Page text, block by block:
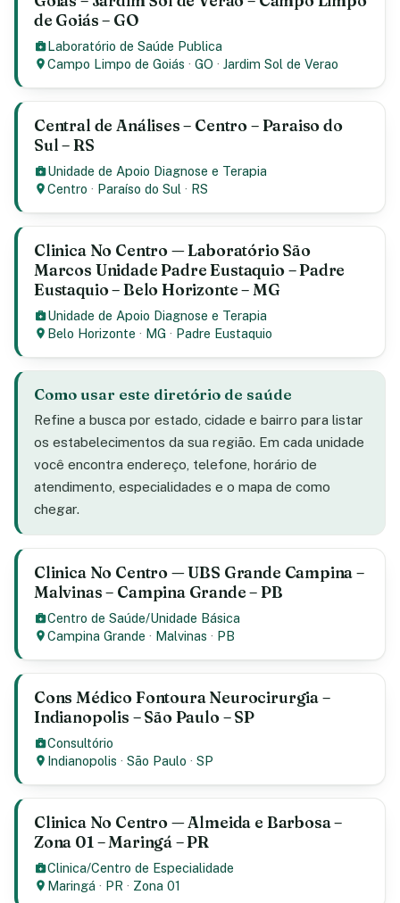
de Goiás – GO
Laboratório de Saúde Publica
Campo Limpo de Goiás ·GO ·Jardim Sol de Verao
Central de Análises – Centro – Paraiso do
Sul – RS
Unidade de Apoio Diagnose e Terapia
Centro · Paraíso do Sul · RS
Clinica No Centro — Laboratório São
Marcos Unidade Padre Eustaquio – Padre
Eustaquio – Belo Horizonte – MG
Unidade de Apoio Diagnose e Terapia
Belo Horizonte · MG · Padre Eustaquio
Como usar este diretório de saúde
Refine a busca por estado, cidade e bairro para listar
os estabelecimentos da sua região. Em cada unidade
você encontra endereço, telefone, horário de
atendimento, especialidades e o mapa de como
chegar.
Clinica No Centro — UBS Grande Campina –
Malvinas – Campina Grande – PB
Centro de Saúde/Unidade Básica
Campina Grande · Malvinas · PB
Cons Médico Fontoura Neurocirurgia –
Indianopolis – São Paulo – SP
Consultório
Indianopolis ·São Paulo ·SP
Clinica No Centro — Almeida e Barbosa –
Zona 01 – Maringá – PR
Clinica/Centro de Especialidade
Maringá · PR · Zona 01